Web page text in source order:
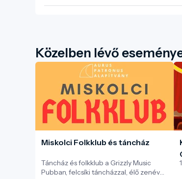
Közelben lévő
Miskolci Folkklub és táncház
Táncház és folkklub a Grizzly Music
Pubban, felcsíki táncházzal, élő zenével